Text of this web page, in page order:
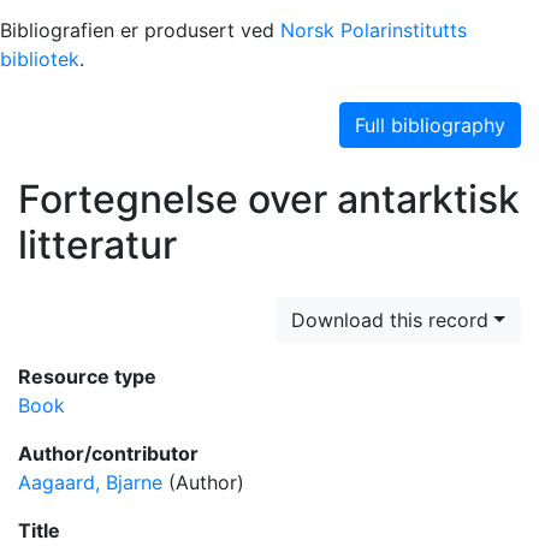
Bibliografien er produsert ved Norsk Polarinstitutts
bibliotek.
Full bibliography
Fortegnelse over antarktisk
litteratur
Download this record
Resource type
Book
Author/contributor
Aagaard, Bjarne (Author)
Title